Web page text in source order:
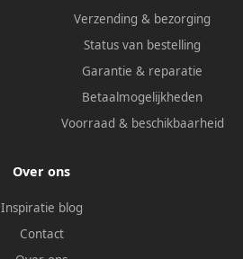
Verzending & bezorging
Status van bestelling
Garantie & reparatie
Betaalmogelijkheden
Voorraad & beschikbaarheid
Over ons
Inspiratie blog
Contact